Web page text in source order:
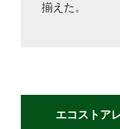
揃えた。
エコストア